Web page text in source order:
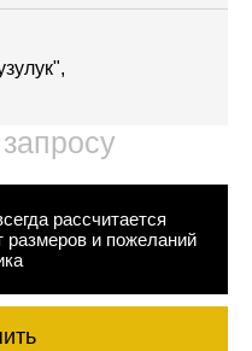
рассчитается
размеров и пожеланий